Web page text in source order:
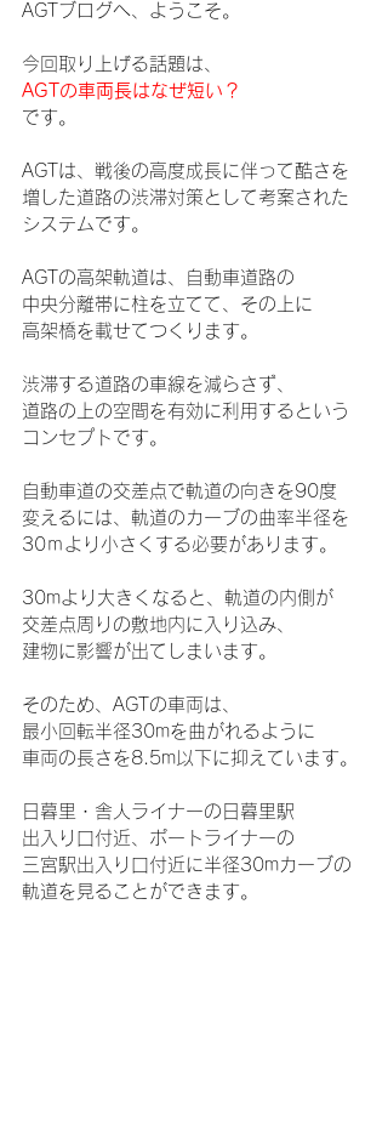
AGTブログへ、ようこそ。
今回取り上げる話題は、
AGTの車両長はなぜ短い？
です。
AGTは、戦後の高度成長に伴って酷さを
増した道路の渋滞対策として考案された
システムです。
AGTの高架軌道は、自動車道路の
中央分離帯に柱を立てて、その上に
高架橋を載せてつくります。
渋滞する道路の車線を減らさず、
道路の上の空間を有効に利用するという
コンセプトです。
自動車道の交差点で軌道の向きを90度
変えるには、軌道のカーブの曲率半径を
30ｍより小さくする必要があります。
30mより大きくなると、軌道の内側が
交差点周りの敷地内に入り込み、
建物に影響が出てしまいます。
そのため、AGTの車両は、
最小回転半径30mを曲がれるように
車両の長さを8.5m以下に抑えています。
日暮里・舎人ライナーの日暮里駅
出入り口付近、ポートライナーの
三宮駅出入り口付近に半径30mカーブの
軌道を見ることができます。